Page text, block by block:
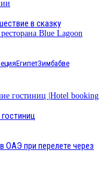
в сказку
ЕгипетЗимбабве
ОАЭ при перелете через